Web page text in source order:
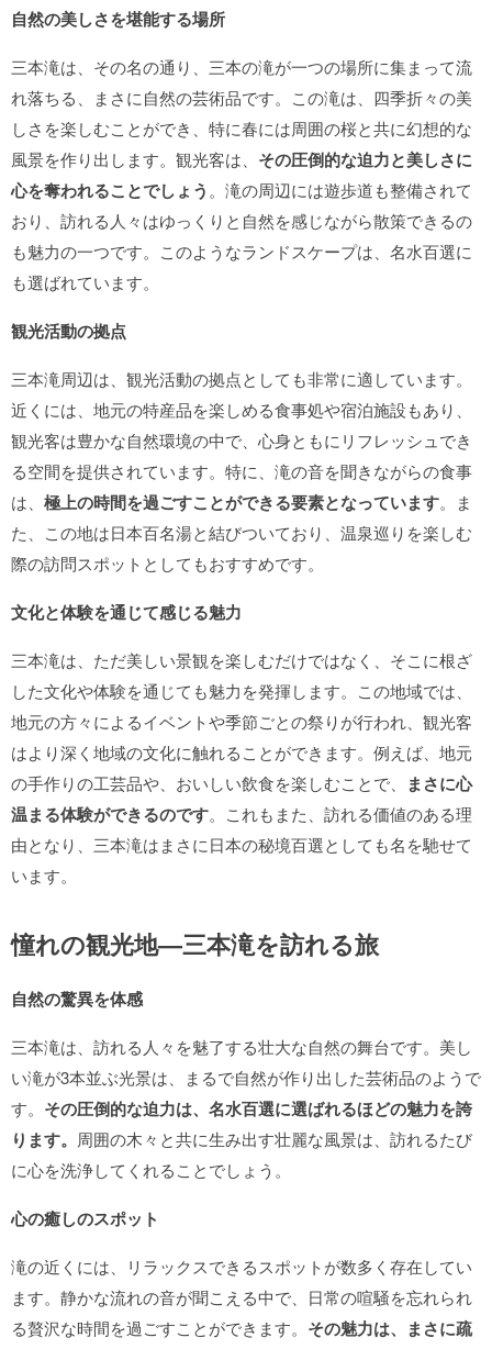
自然の美しさを堪能する場所
三本滝は、その名の通り、三本の滝が一つの場所に集まって流
れ落ちる、まさに自然の芸術品です。この滝は、四季折々の美
しさを楽しむことができ、特に春には周囲の桜と共に幻想的な
風景を作り出します。観光客は、 その圧倒的な迫力と美しさに
心を奪われることでしょう 。滝の周辺には遊歩道も整備されて
おり、訪れる人々はゆっくりと自然を感じながら散策できるの
も魅力の一つです。このようなランドスケープは、名水百選に
も選ばれています。
観光活動の拠点
三本滝周辺は、観光活動の拠点としても非常に適しています。
近くには、地元の特産品を楽しめる食事処や宿泊施設もあり、
観光客は豊かな自然環境の中で、心身ともにリフレッシュでき
る空間を提供されています。特に、滝の音を聞きながらの食事
は、 極上の時間を過ごすことができる要素となっています。ま
た、この地は日本百名湯と結びついており、温泉巡りを楽しむ
際の訪問スポットとしてもおすすめです。
文化と体験を通じて感じる魅力
三本滝は、ただ美しい景観を楽しむだけではなく、そこに根ざ
した文化や体験を通じても魅力を発揮します。この地域では、
地元の方々によるイベントや季節ごとの祭りが行われ、観光客
はより深く地域の文化に触れることができます。例えば、地元
の手作りの工芸品や、おいしい飲食を楽しむことで、
まさに心
温まる体験ができるのです。これもまた、訪れる価値のある理
由となり、三本滝はまさに日本の秘境百選としても名を馳せて
います。
憧れの観光地—三本滝を訪れる旅
自然の驚異を体感
三本滝は、訪れる人々を魅了する壮大な自然の舞台です。美し
い滝が3本並ぶ光景は、まるで自然が作り出した芸術品のようで
す。 その圧倒的な迫力は、名水百選に選ばれるほどの魅力を誇
ります。 周囲の木々と共に生み出す壮麗な風景は、訪れるたび
に心を洗浄してくれることでしょう。
心の癒しのスポット
滝の近くには、リラックスできるスポットが数多く存在してい
ます。静かな流れの音が聞こえる中で、日常の喧騒を忘れられ
る贅沢な時間を過ごすことができます。 その魅力は、まさに疏